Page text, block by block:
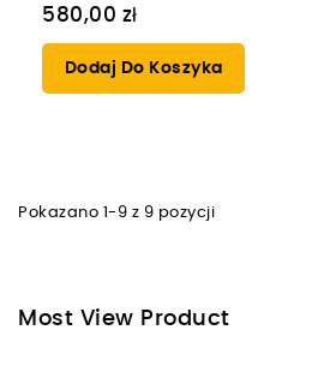
580,00 zł
Dodaj Do Koszyka
Pokazano 1-9 z 9 pozycji
Most View Product